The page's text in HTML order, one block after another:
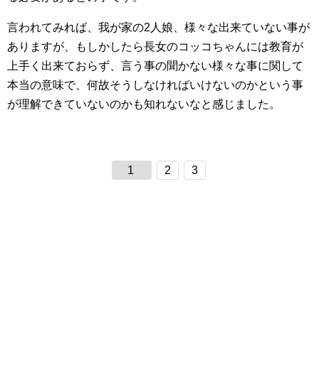
言われてみれば、我が家の2人娘、様々な出来ていない事が
ありますが、もしかしたら長女のコッコちゃんには教育が
上手く出来ておらず、言う事の聞かない様々な事に関して
本当の意味で、何故そうしなければいけないのかという事
が理解できていないのかも知れないなと感じました。
1 2 3